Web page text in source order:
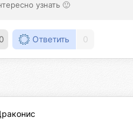
узнать 🙂
Ответить 0